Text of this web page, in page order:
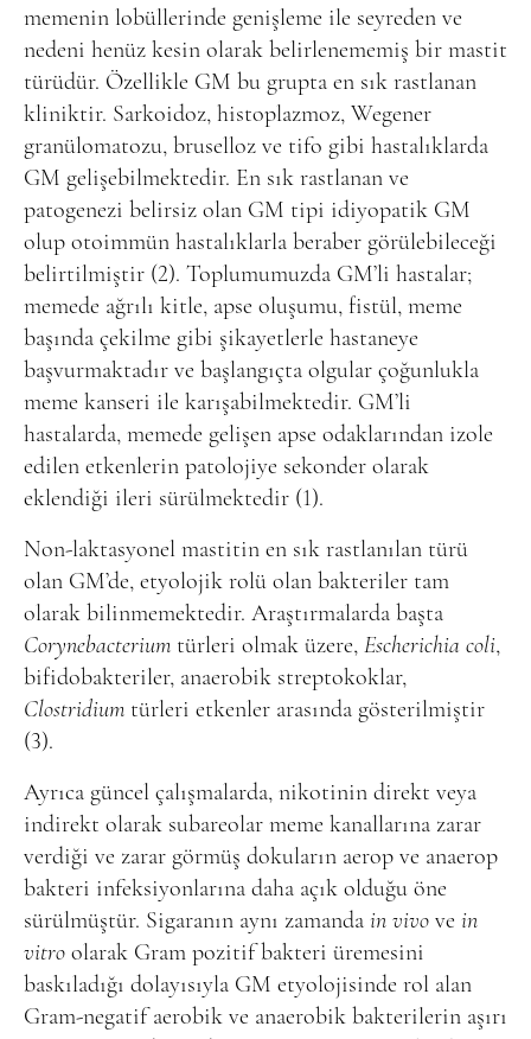
memenin lobüllerinde genişleme ile seyreden ve
nedeni henüz kesin olarak belirlenememiş bir mastit
türüdür. Özellikle GM bu grupta en sık rastlanan
kliniktir. Sarkoidoz, histoplazmoz, Wegener
granülomatozu, bruselloz ve tifo gibi hastalıklarda
GM gelişebilmektedir. En sık rastlanan ve
patogenezi belirsiz olan GM tipi idiyopatik GM
olup otoimmün hastalıklarla beraber görülebileceği
belirtilmiştir (2). Toplumumuzda GM’li hastalar;
memede ağrılı kitle, apse oluşumu, fistül, meme
başında çekilme gibi şikayetlerle hastaneye
başvurmaktadır ve başlangıçta olgular çoğunlukla
meme kanseri ile karışabilmektedir. GM’li
hastalarda, memede gelişen apse odaklarından izole
edilen etkenlerin patolojiye sekonder olarak
eklendiği ileri sürülmektedir (1).
Non-laktasyonel mastitin en sık rastlanılan türü
olan GM’de, etyolojik rolü olan bakteriler tam
olarak bilinmemektedir. Araştırmalarda başta
Corynebacterium türleri olmak üzere, Escherichia coli,
bifidobakteriler, anaerobik streptokoklar,
Clostridium türleri etkenler arasında gösterilmiştir
(3).
Ayrıca güncel çalışmalarda, nikotinin direkt veya
indirekt olarak subareolar meme kanallarına zarar
verdiği ve zarar görmüş dokuların aerop ve anaerop
bakteri infeksiyonlarına daha açık olduğu öne
sürülmüştür. Sigaranın aynı zamanda in vivo ve in
vitro olarak Gram pozitif bakteri üremesini
baskıladığı dolayısıyla GM etyolojisinde rol alan
Gram-negatif aerobik ve anaerobik bakterilerin aşırı